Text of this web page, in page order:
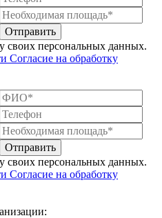
Отправить
своих персональных данных.
Согласие на обработку
Отправить
своих персональных данных.
Согласие на обработку